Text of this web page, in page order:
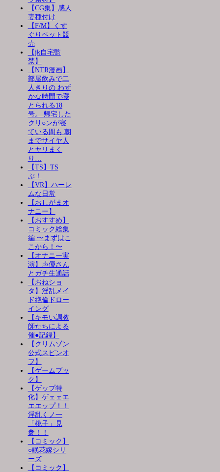
【CG集】感人
妻種付け
【F/M】くす
ぐりペット競
売
【jk自宅監
禁】
【NTR漫画】
部屋飲みで二
人きりの わず
かな時間で寝
とられる18
号。 帰宅した
クリ○ンが寝
ている間も 朝
までサイヤ人
とヤリまく
り…
【TS】TS
ぶ！
【VR】ハーレ
ムな日常
【おしがまオ
ナニー】
【おすすめ】
コミック総集
編 〜まずはこ
こから！〜
【オナニー実
演】声優さん
とガチ生通話
【おねショ
タ】淫乱メイ
ド絶倫ドロー
イング
【キモい調教
師たちによる
催●記録】
【クリムゾン
公式スピンオ
フ】
【ゲームブッ
ク】
【ゲップ特
化】ゲェェエ
エエップ！！
淫乱くノ一
「桃子」見
参！！
【コミック】
○眠花嫁シリ
ーズ
【コミック】